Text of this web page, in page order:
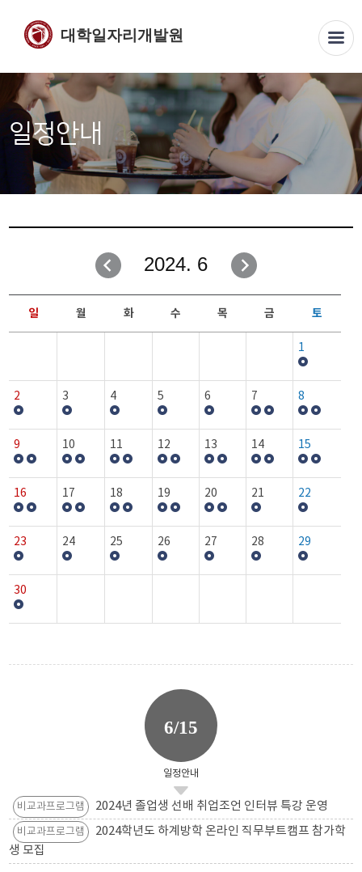
대학일자리개발원
일정안내
2024. 6
일 월 화 수 목 금 토
1
2 3 4 5 6 7 8
9 10 11 12 13 14 15
16 17 18 19 20 21 22
23 24 25 26 27 28 29
30
6/15
일정안내
비교과프로그램 2024년 졸업생 선배 취업조언 인터뷰 특강 운영
비교과프로그램
2024학년도 하계방학 온라인 직무부트캠프 참가학
생 모집